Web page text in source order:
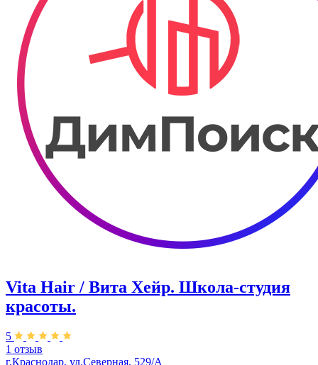
Vita Hair / Вита Хейр. Школа-студия
красоты.
5
1 отзыв
г.Краснодар, ул.Северная, 529/А